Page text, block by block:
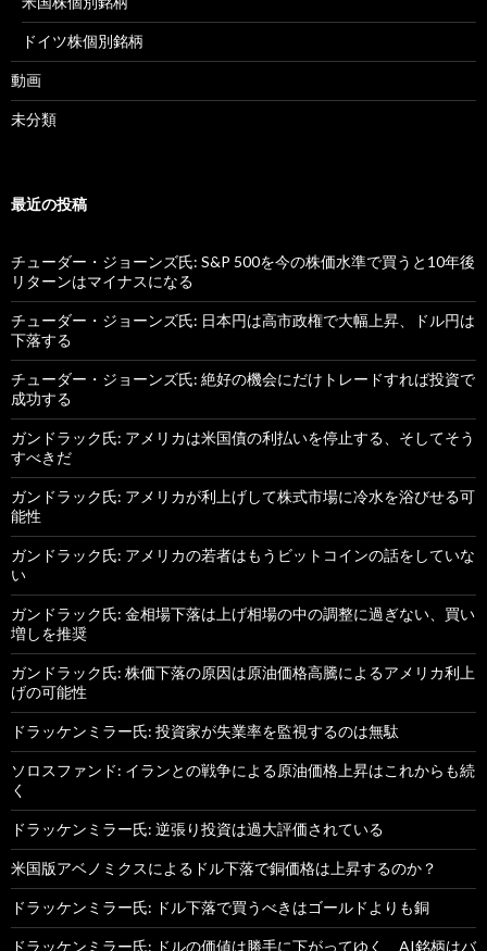
ドイツ株個別銘柄
動画
未分類
最近の投稿
チューダー・ジョーンズ氏: S&P 500を今の株価水準で買うと10年後
リターンはマイナスになる
チューダー・ジョーンズ氏: 日本円は高市政権で大幅上昇、ドル円は
下落する
チューダー・ジョーンズ氏: 絶好の機会にだけトレードすれば投資で
成功する
ガンドラック氏: アメリカは米国債の利払いを停止する、そしてそう
すべきだ
ガンドラック氏: アメリカが利上げして株式市場に冷水を浴びせる可
能性
ガンドラック氏: アメリカの若者はもうビットコインの話をしていな
い
ガンドラック氏: 金相場下落は上げ相場の中の調整に過ぎない、買い
増しを推奨
ガンドラック氏: 株価下落の原因は原油価格高騰によるアメリカ利上
げの可能性
ドラッケンミラー氏: 投資家が失業率を監視するのは無駄
ソロスファンド: イランとの戦争による原油価格上昇はこれからも続
く
ドラッケンミラー氏: 逆張り投資は過大評価されている
米国版アベノミクスによるドル下落で銅価格は上昇するのか？
ドラッケンミラー氏: ドル下落で買うべきはゴールドよりも銅
ドラッケンミラー氏: ドルの価値は勝手に下がってゆく、AI銘柄はバ